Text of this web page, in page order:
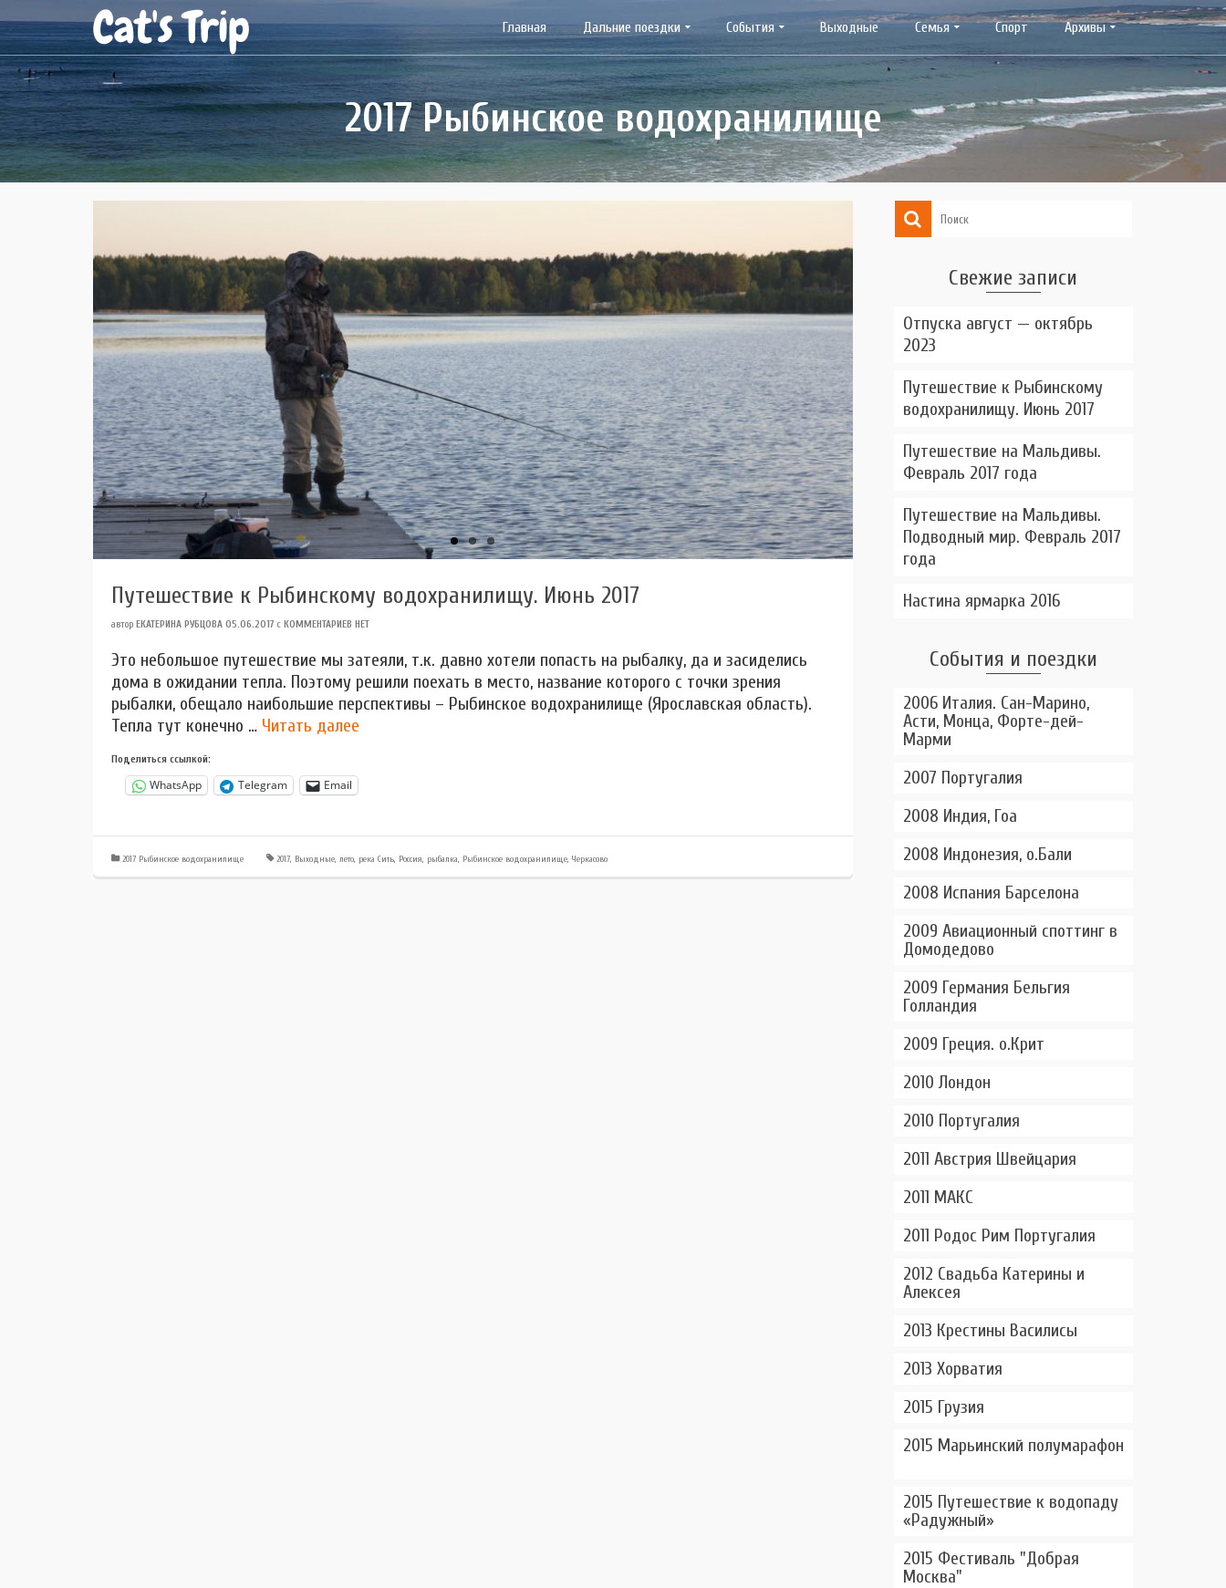
Cat's Trip Главная Дальние поездки События Выходные Семья Спорт Архивы
2017 Рыбинское водохранилище
Путешествие к Рыбинскому водохранилищу. Июнь 2017
автор ЕКАТЕРИНА РУБЦОВА 05.06.2017 с КОММЕНТАРИЕВ НЕТ
Это небольшое путешествие мы затеяли, т.к. давно хотели попасть на рыбалку, да и засиделись
дома в ожидании тепла. Поэтому решили поехать в место, название которого с точки зрения
рыбалки, обещало наибольшие перспективы – Рыбинское водохранилище (Ярославская область).
Тепла тут конечно … Читать далее
Поделиться ссылкой:
WhatsApp Telegram Email
2017 Рыбинское водохранилище 2017, Выходные, лето, река Сить, Россия, рыбалка, Рыбинское водохранилище, Черкасово
Свежие записи
Отпуска август — октябрь
2023
Путешествие к Рыбинскому
водохранилищу. Июнь 2017
Путешествие на Мальдивы.
Февраль 2017 года
Путешествие на Мальдивы.
Подводный мир. Февраль 2017
года
Настина ярмарка 2016
События и поездки
2006 Италия. Сан-Марино,
Асти, Монца, Форте-дей-
Марми
2007 Португалия
2008 Индия, Гоа
2008 Индонезия, о.Бали
2008 Испания Барселона
2009 Авиационный споттинг в
Домодедово
2009 Германия Бельгия
Голландия
2009 Греция. о.Крит
2010 Лондон
2010 Португалия
2011 Австрия Швейцария
2011 МАКС
2011 Родос Рим Португалия
2012 Свадьба Катерины и
Алексея
2013 Крестины Василисы
2013 Хорватия
2015 Грузия
2015 Марьинский полумарафон
2015 Путешествие к водопаду
«Радужный»
2015 Фестиваль "Добрая
Москва"